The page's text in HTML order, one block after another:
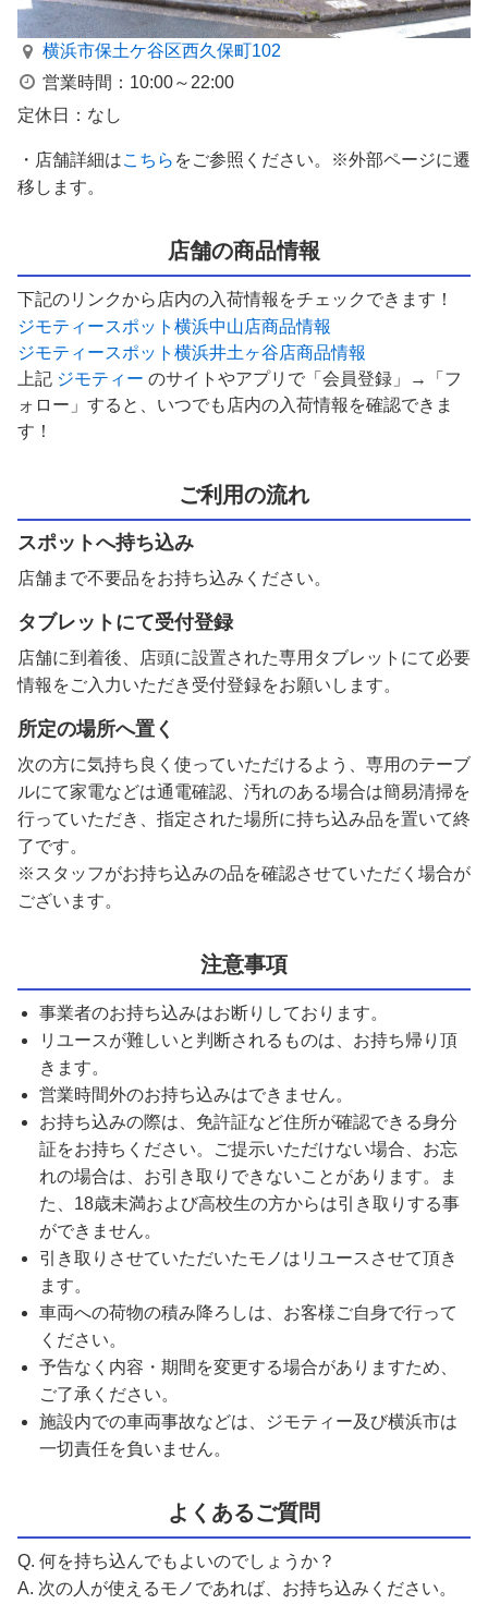
横浜市保土ケ谷区西久保町102
営業時間：10:00～22:00
定休日：なし
・店舗詳細はこちら をご参照ください。※外部ページに遷
移します。
店舗の商品情報
下記のリンクから店内の入荷情報をチェックできます！
ジモティースポット横浜中山店商品情報
ジモティースポット横浜井土ヶ谷店商品情報
上記 ジモティー のサイトやアプリで「会員登録」→「フ
ォロー」すると、いつでも店内の入荷情報を確認できま
す！
ご利用の流れ
スポットへ持ち込み
店舗まで不要品をお持ち込みください。
タブレットにて受付登録
店舗に到着後、店頭に設置された専用タブレットにて必要
情報をご入力いただき受付登録をお願いします。
所定の場所へ置く
次の方に気持ち良く使っていただけるよう、専用のテーブ
ルにて家電などは通電確認、汚れのある場合は簡易清掃を
行っていただき、指定された場所に持ち込み品を置いて終
了です。
※スタッフがお持ち込みの品を確認させていただく場合が
ございます。
注意事項
事業者のお持ち込みはお断りしております。
リユースが難しいと判断されるものは、お持ち帰り頂
きます。
営業時間外のお持ち込みはできません。
お持ち込みの際は、免許証など住所が確認できる身分
証をお持ちください。ご提示いただけない場合、お忘
れの場合は、お引き取りできないことがあります。ま
た、18歳未満および高校生の方からは引き取りする事
ができません。
引き取りさせていただいたモノはリユースさせて頂き
ます。
車両への荷物の積み降ろしは、お客様ご自身で行って
ください。
予告なく内容・期間を変更する場合がありますため、
ご了承ください。
施設内での車両事故などは、ジモティー及び横浜市は
一切責任を負いません。
よくあるご質問
Q. 何を持ち込んでもよいのでしょうか？
A. 次の人が使えるモノであれば、お持ち込みください。